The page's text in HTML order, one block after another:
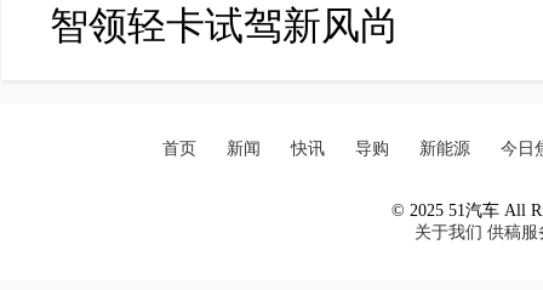
智领轻卡试驾新风尚
首页 新闻 快讯 导购 新能源 今日
© 2025 51汽车 All
关于我们 供稿服